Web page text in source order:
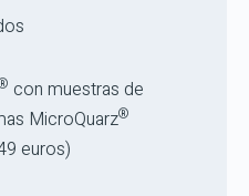
con muestras de
MicroQuarz®
euros)